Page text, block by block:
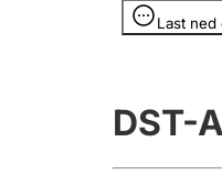
Last ned
DST-